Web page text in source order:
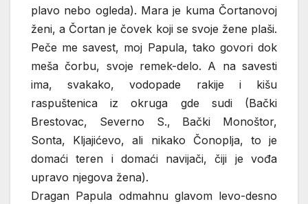
plavo nebo ogleda). Mara je kuma Čortanovoj
ženi, a Čortan je čovek koji se svoje žene plaši.
Peče me savest, moj Papula, tako govori dok
meša čorbu, svoje remek-delo. A na savesti
ima, svakako, vodopade rakije i kišu
raspuštenica iz okruga gde sudi (Bački
Brestovac, Severno S., Bački Monoštor,
Sonta, Kljajićevo, ali nikako Čonoplja, to je
domaći teren i domaći navijači, čiji je vođa
upravo njegova žena).
Dragan Papula odmahnu glavom levo-desno